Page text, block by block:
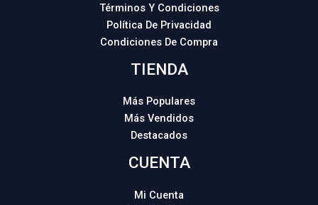
Términos Y Condiciones
Política De Privacidad
Condiciones De Compra
TIENDA
Más Populares
Más Vendidos
Destacados
CUENTA
Mi Cuenta